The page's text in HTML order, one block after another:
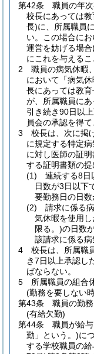
第42条
職員の年
校長にあっては教
長)に、所属職員
い。
この場合に
運営を妨げる場
にこれを与えるこ
2
職員の病気休暇
において「病気
長にあっては教育
が、所属職員にあ
引き続き90日以
員会の承認を得て
3
校長は、次に掲
に規定する特定
に対し医師の証
する証明書類の提
(1)
連続する8日
日数が3日以下
要勤務日の日
(2)
請求に係る
気休暇を使用し
限る。)の日数
該請求に係る病
4
校長は、所属職
き7日以上承認し
ばならない。
5
所属職員の組合
(勤務を要しない
第43条
職員の勤
(有給欠勤)
第44条
職員が給
勤」という。)に
する学校職員の